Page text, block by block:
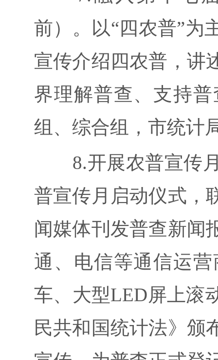
前）。以“四农普”为
宣传介绍四农普，讲
界理解普查、支持
组、综合组，市统计
8.开展农普宣传月
普宣传月启动仪式，
闻媒体刊发普查新闻
通、电信等通信运
车、大型LED屏上滚
民共和国统计法》颁